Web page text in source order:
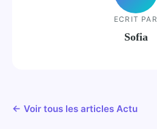
ECRIT PAR
Sofia
← Voir tous les articles Actu